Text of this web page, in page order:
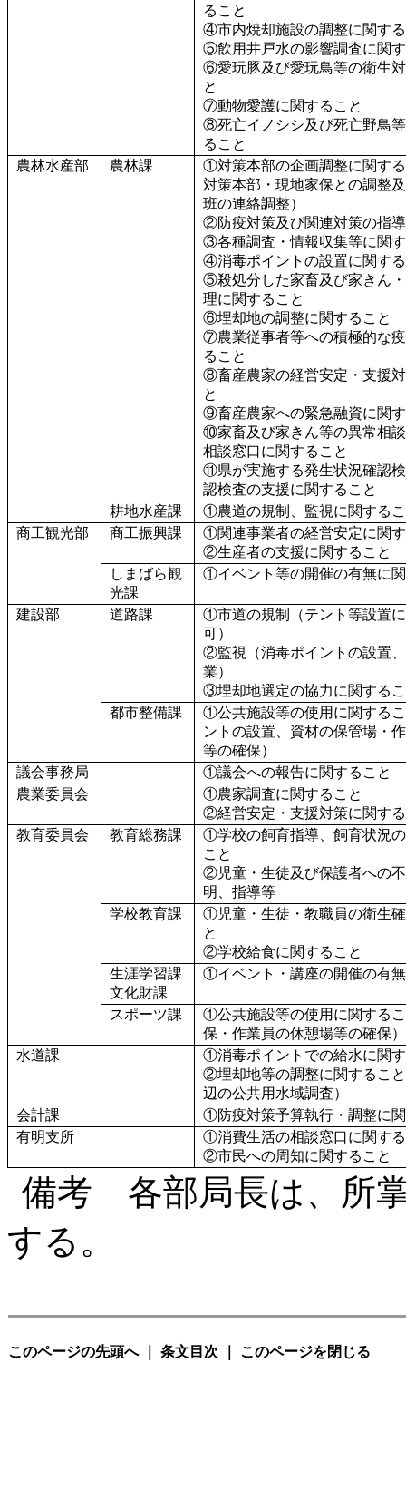
ること
④市内焼却施設の調整に関す
⑤飲用井戸水の影響調査に関
⑥愛玩豚及び愛玩鳥等の衛生
と
⑦動物愛護に関すること
⑧死亡イノシシ及び死亡野鳥
ること
農林水産部
農林課
①対策本部の企画調整に関す
対策本部・現地家保との調整
班の連絡調整）
②防疫対策及び関連対策の指
③各種調査・情報収集等に関
④消毒ポイントの設置に関す
⑤殺処分した家畜及び家きん
理に関すること
⑥埋却地の調整に関すること
⑦農業従事者等への積極的な
ること
⑧畜産農家の経営安定・支援
と
⑨畜産農家への緊急融資に関
⑩家畜及び家きん等の異常相
相談窓口に関すること
⑪県が実施する発生状況確認
認検査の支援に関すること
耕地水産課
①農道の規制、監視に関する
商工観光部
商工振興課
①関連事業者の経営安定に関
②生産者の支援に関すること
しまばら観
光課
①イベント等の開催の有無に
建設部 道路課
①市道の規制（テント等設置
可）
②監視（消毒ポイントの設置
業）
③埋却地選定の協力に関する
都市整備課
①公共施設等の使用に関する
ントの設置、資材の保管場・
等の確保）
議会事務局
①議会への報告に関すること
農業委員会
①農家調査に関すること
②経営安定・支援対策に関す
教育委員会
教育総務課
①学校の飼育指導、飼育状況
こと
②児童・生徒及び保護者への
明、指導等
学校教育課
①児童・生徒・教職員の衛生
と
②学校給食に関すること
生涯学習課
文化財課
①イベント・講座の開催の有
スポーツ課
①公共施設等の使用に関する
保・作業員の休憩場等の確保）
水道課
①消毒ポイントでの給水に関
②埋却地等の調整に関するこ
辺の公共用水域調査）
会計課
①防疫対策予算執行・調整に
有明支所
①消費生活の相談窓口に関す
②市民への周知に関すること
備考 各部局長は、所
する。
このページの先頭へ 条文目次 このページを閉じる